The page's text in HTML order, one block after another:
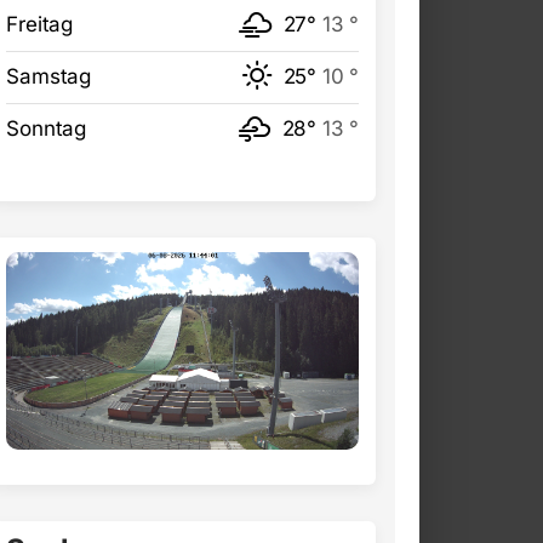
Freitag 27° 13 °
Samstag 25° 10 °
Sonntag 28° 13 °